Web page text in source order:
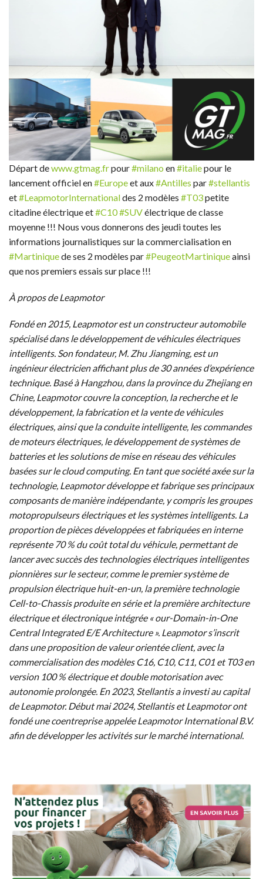
Départ dewww.gtmag.frpour#milano en#italiepour le
lancement officiel en#Europeet aux#Antilles par#stellantis
et#LeapmotorInternationaldes 2 modèles #T03petite
citadine électrique et#C10#SUVélectrique de classe
moyenne !!! Nous vous donnerons des jeudi toutes les
informations journalistiques sur la commercialisation en
#Martiniquede ses 2 modèles par#PeugeotMartiniqueainsi
que nos premiers essais sur place !!!
À propos de Leapmotor
Fondé en 2015, Leapmotor est un constructeur automobile
spécialisé dans le développement de véhicules électriques
intelligents. Son fondateur, M. Zhu Jiangming, est un
ingénieur électricien affichant plus de 30 années d’expérience
technique. Basé à Hangzhou, dans la province du Zhejiang en
Chine, Leapmotor couvre la conception, la recherche et le
développement, la fabrication et la vente de véhicules
électriques, ainsi que la conduite intelligente, les commandes
de moteurs électriques, le développement de systèmes de
batteries et les solutions de mise en réseau des véhicules
basées sur le cloud computing. En tant que société axée sur la
technologie, Leapmotor développe et fabrique ses principaux
composants de manière indépendante, y compris les groupes
motopropulseurs électriques et les systèmes intelligents. La
proportion de pièces développées et fabriquées en interne
représente 70 % du coût total du véhicule, permettant de
lancer avec succès des technologies électriques intelligentes
pionnières sur le secteur, comme le premier système de
propulsion électrique huit-en-un, la première technologie
Cell-to-Chassis produite en série et la première architecture
électrique et électronique intégrée « our-Domain-in-One
Central Integrated E/E Architecture ». Leapmotor s’inscrit
dans une proposition de valeur orientée client, avec la
commercialisation des modèles C16, C10, C11, C01 et T03 en
version 100 % électrique et double motorisation avec
autonomie prolongée. En 2023, Stellantis a investi au capital
de Leapmotor. Début mai 2024, Stellantis et Leapmotor ont
fondé une coentreprise appelée Leapmotor International B.V.
afin de développer les activités sur le marché international.